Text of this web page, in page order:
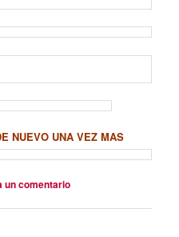
NUEVO UNA VEZ MAS
un comentario